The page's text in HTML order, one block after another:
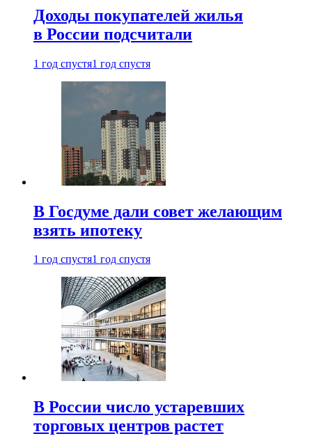
Доходы покупателей жилья
в России подсчитали
1 год спустя1 год спустя
В Госдуме дали совет желающим
взять ипотеку
1 год спустя1 год спустя
В России число устаревших
торговых центров растет